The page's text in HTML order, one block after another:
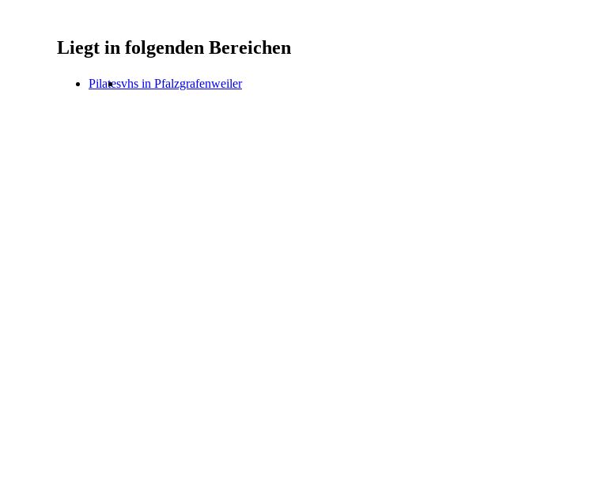
Liegt in folgenden Bereichen
Pilatesvhs in Pfalzgrafenweiler